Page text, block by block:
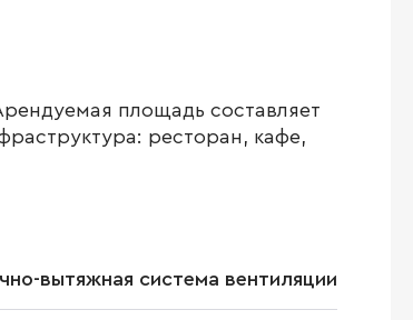
площадь составляет
ресторан, кафе,
вытяжная система вентиляции